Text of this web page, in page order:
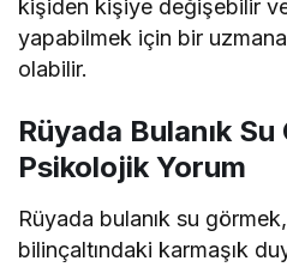
kişiden kişiye değişebilir
yapabilmek için bir
olabilir.
Rüyada Bulanık
Psikolojik Yorum
Rüyada bulanık su
bilinçaltındaki karmaşık